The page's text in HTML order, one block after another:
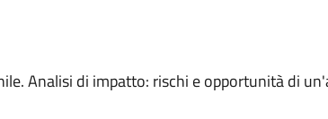
Analisi di impatto: rischi e opportunità di